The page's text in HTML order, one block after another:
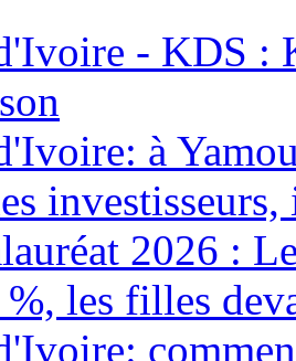
- KDS :
à
2026 :
les filles